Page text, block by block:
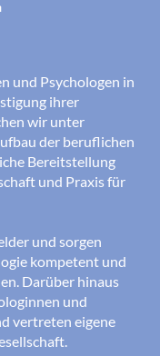
und Psychologen in
ihrer
wir unter
der beruflichen
Bereitstellung
und Praxis für
und sorgen
kompetent und
Darüber hinaus
und
vertreten eigene